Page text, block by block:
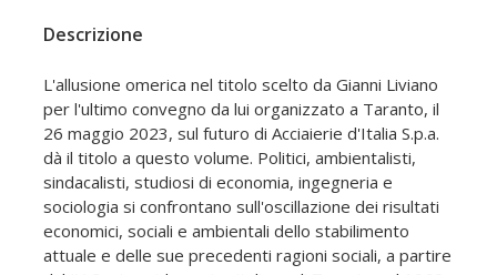
Descrizione
L'allusione omerica nel titolo scelto da Gianni Liviano
per l'ultimo convegno da lui organizzato a Taranto, il
26 maggio 2023, sul futuro di Acciaierie d'Italia S.p.a.
dà il titolo a questo volume. Politici, ambientalisti,
sindacalisti, studiosi di economia, ingegneria e
sociologia si confrontano sull'oscillazione dei risultati
economici, sociali e ambientali dello stabilimento
attuale e delle sue precedenti ragioni sociali, a partire